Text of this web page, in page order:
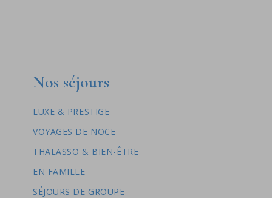
Nos séjours
LUXE & PRESTIGE
VOYAGES DE NOCE
THALASSO & BIEN-ÊTRE
EN FAMILLE
SÉJOURS DE GROUPE